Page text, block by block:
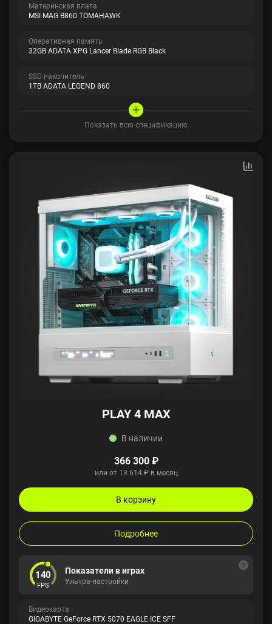
Материнская плата
MSI MAG B860 TOMAHAWK
Оперативная память
32GB ADATA XPG Lancer Blade RGB Black
SSD накопитель
1TB ADATA LEGEND 860
Показать всю спецификацию
PLAY 4 MAX
В наличии
366 300 ₽
или от 13 614 ₽ в месяц
В корзину
Подробнее
140
FPS
Показатели в играх
Ультра-настройки
Видеокарта
GIGABYTE GeForce RTX 5070 EAGLE ICE SFF